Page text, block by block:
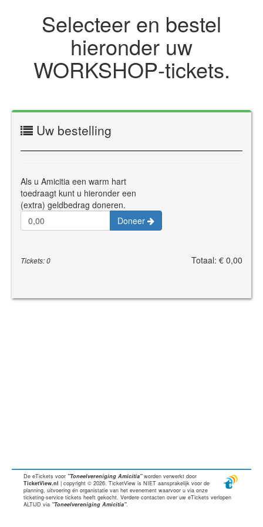
Selecteer en bestel
hieronder uw
WORKSHOP‑tickets.
Uw bestelling
Als u Amicitia een warm hart
toedraagt kunt u hieronder een
(extra) geldbedrag doneren.
Doneer
Tickets: 0 Totaal: € 0,00
De eTickets voor "Toneelvereniging Amicitia"worden verwerkt door
TicketView.nl | copyright © 2026. TicketView is NIET aansprakelijk voor de
planning, uitvoering én organistatie van het evenement waarvoor u via onze
ticketing-service tickets heeft gekocht. Verdere contacten over uw eTickets verlopen
ALTIJD via "Toneelvereniging Amicitia".